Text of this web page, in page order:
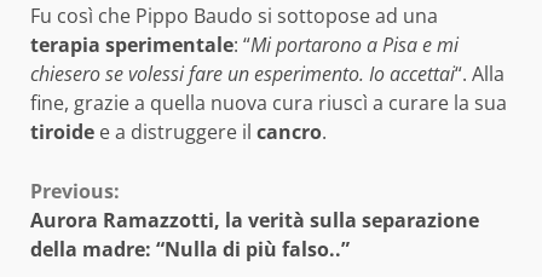
Fu così che Pippo Baudo si sottopose ad una
terapia sperimentale: “Mi portarono a Pisa e mi
chiesero se volessi fare un esperimento. Io accettai“. Alla
fine, grazie a quella nuova cura riuscì a curare la sua
tiroide e a distruggere il cancro.
Continue
Reading
Previous:
Aurora Ramazzotti, la verità sulla separazione
della madre: “Nulla di più falso..”